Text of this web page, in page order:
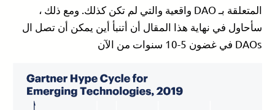
المتعلقة بـ DAO واقعية والتي لم تكن كذلك. ومع ذلك ،
سأحاول في نهاية هذا المقال أن أتنبأ أين يمكن أن تصل ال
DAOs في غضون 5-10 سنوات من الآن